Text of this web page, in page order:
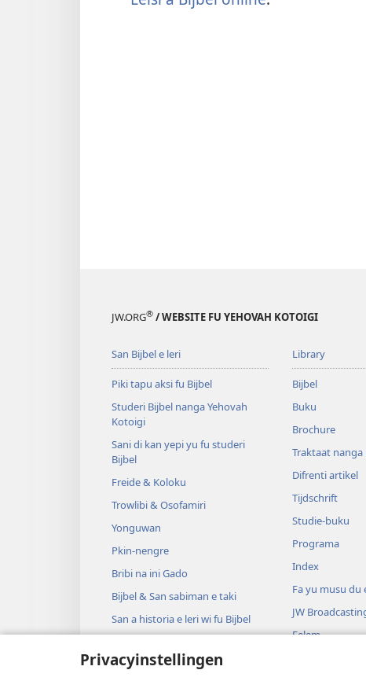
Privacyinstellingen
JW.ORG® / WEBSITE FU YEHOVAH KOTOIGI
San Bijbel e leri
Piki tapu aksi fu Bijbel
Studeri Bijbel nanga Yehovah
Kotoigi
Sani di kan yepi yu fu studeri
Bijbel
Freide & Koloku
Trowlibi & Osofamiri
Yonguwan
Pkin-nengre
Bribi na ini Gado
Bijbel & San sabiman e taki
San a historia e leri wi fu Bijbel
Library
Bijbel
Buku
Brochure
Traktaat
Difrenti artikel
Tijdschrift
Studie-buku
Programa
Index
Fa yu musu du
JW
Felem